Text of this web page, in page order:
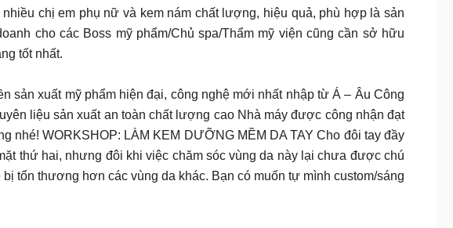
chị em phụ nữ và kem nám chất lượng, hiệu quả, phù hợp là sản
cho các Boss mỹ phẩm/Chủ spa/Thẩm mỹ viện cũng cần sở hữu
tốt nhất.
sản xuất mỹ phẩm hiện đại, công nghệ mới nhất nhập từ Á – Âu Công
liệu sản xuất an toàn chất lượng cao Nhà máy được công nhận đạt
nhé! WORKSHOP: LÀM KEM DƯỠNG MỀM DA TAY Cho đôi tay đầy
thứ hai, nhưng đôi khi việc chăm sóc vùng da này lại chưa được chú
tổn thương hơn các vùng da khác. Bạn có muốn tự mình custom/sáng